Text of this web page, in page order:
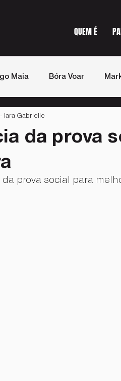
QUEM É
Maia Bóra Voar
de Vendas
da prova
Iara Gabrielle
prova social para